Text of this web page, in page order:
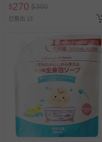
$270 $300
已售出 13